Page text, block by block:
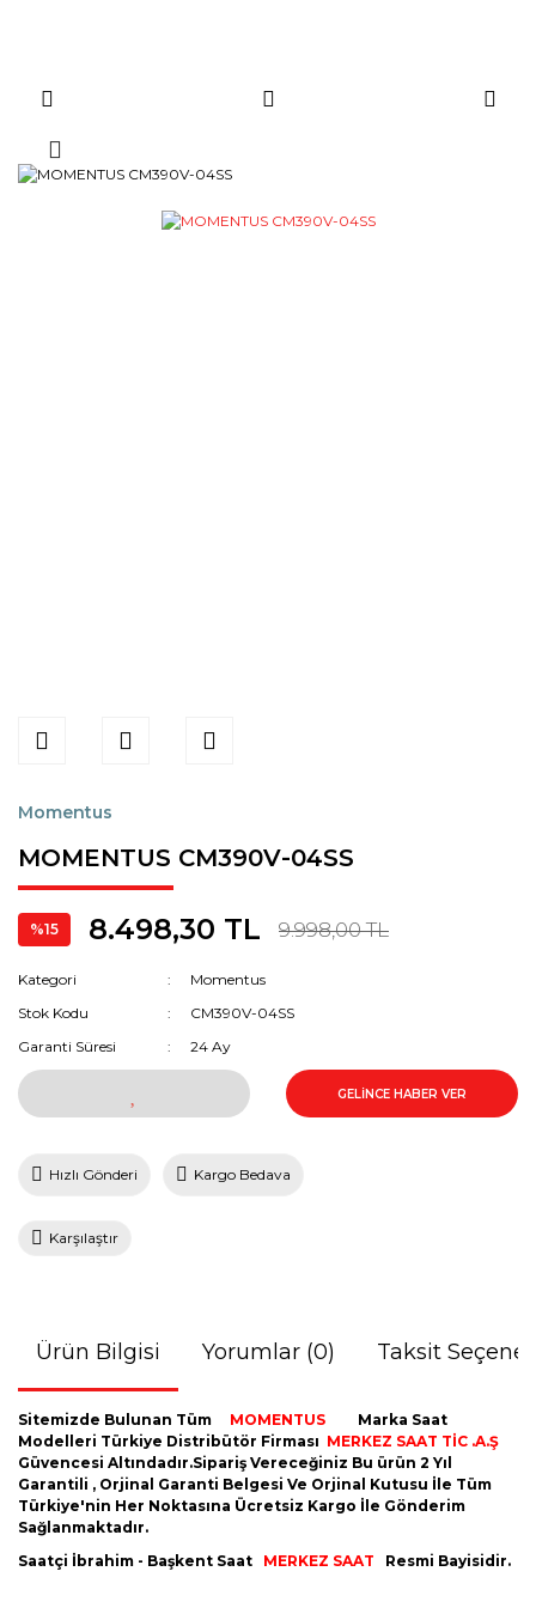
Momentus
MOMENTUS CM390V-04SS
%15 8.498,30 TL 9.998,00 TL
Kategori
Momentus
Stok Kodu
CM390V-04SS
Garanti Süresi
24 Ay
GELİNCE HABER VER
Hızlı Gönderi Kargo Bedava
Karşılaştır
Ürün Bilgisi Yorumlar (0) Taksit
Sitemizde Bulunan Tüm MOMENTUS
Marka Saat
Modelleri Türkiye Distribütör Firması MERKEZ SAAT TİC .A.Ş
Güvencesi Altındadır.Sipariş Vereceğiniz Bu ürün 2 Yıl
Garantili , Orjinal Garanti Belgesi Ve Orjinal Kutusu İle Tüm
Türkiye'nin Her Noktasına Ücretsiz Kargo İle Gönderim
Sağlanmaktadır.
Saatçi İbrahim - Başkent Saat MERKEZ SAAT Resmi Bayisidir.